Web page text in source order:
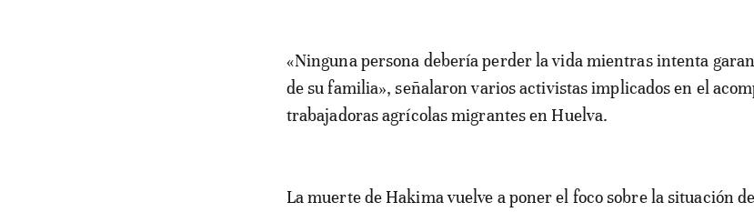
«Ninguna persona debería perder la vida mientras intenta
de su familia», señalaron varios activistas implicados en el
trabajadoras agrícolas migrantes en Huelva.
La muerte de Hakima vuelve a poner el foco sobre la situación